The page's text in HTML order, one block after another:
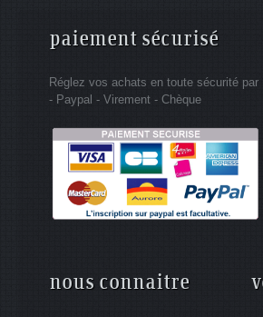
paiement sécurisé
Réglez vos achats en toute sécurité par
- Paypal - Virement - Chèque
nous connaitre